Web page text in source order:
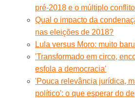
pré-2018 e o múltiplo conflito
Qual o impacto da
nas eleições de 2018?
Lula versus Moro: muito
'Transformado em circo,
esfola a democracia'
'Pouca relevância jurídica,
político': o que esperar do